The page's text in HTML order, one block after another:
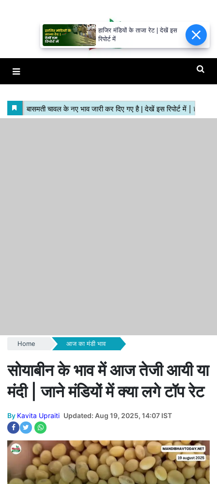
Home आज का मंडी भाव
सोयाबीन के भाव में आज तेजी आयी या
मंदी | जाने मंडियों में क्या लगे टॉप रेट
By Kavita Upraiti Updated: Aug 19, 2025, 14:07 IST
हाजिर मंडियों के ताजा रेट | देखें इस
रिपोर्ट में